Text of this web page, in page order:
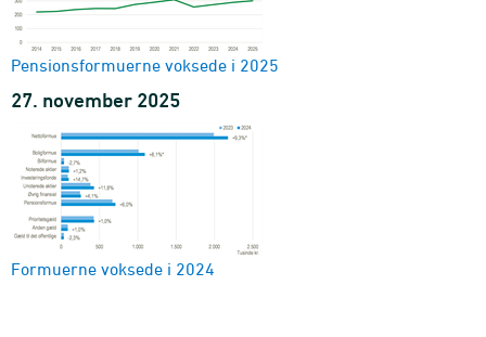
Pensionsformuerne voksede i 2025
27. november 2025
Formuerne voksede i 2024